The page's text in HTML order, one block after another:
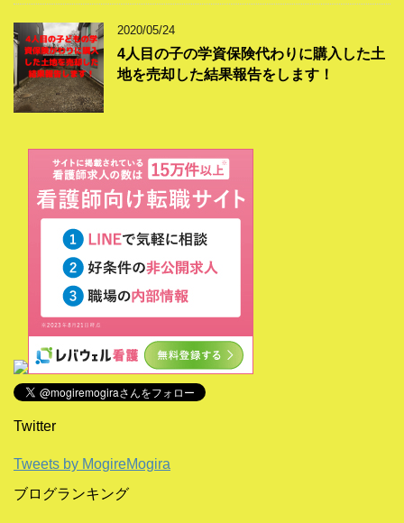
2020/05/24
4人目の子の学資保険代わりに購入した土
地を売却した結果報告をします！
Twitter
Tweets by MogireMogira
ブログランキング